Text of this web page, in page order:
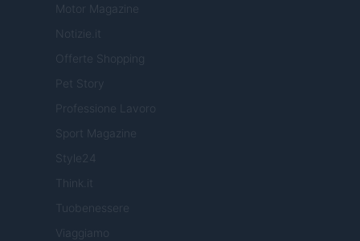
Motor Magazine
Notizie.it
Offerte Shopping
Pet Story
Professione Lavoro
Sport Magazine
Style24
Think.it
Tuobenessere
Viaggiamo